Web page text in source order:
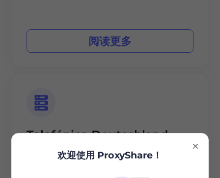
阅读更多
Telefónica Deutschland
欢迎使用 ProxyShare！